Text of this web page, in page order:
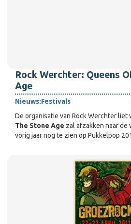
Rock Werchter: Queens
Age
Nieuws:Festivals
De organisatie van Rock Werchter liet
The Stone Age zal afzakken naar de
vorig jaar nog te zien op Pukkelpop